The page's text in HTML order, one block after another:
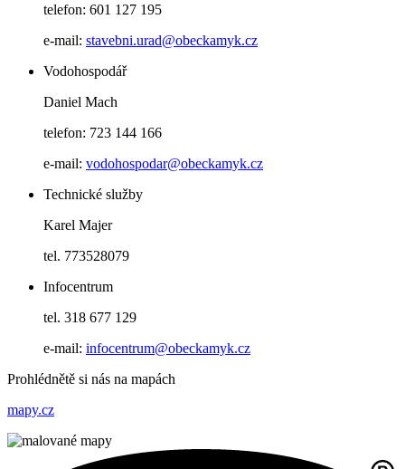
telefon: 601 127 195
e-mail: stavebni.urad@obeckamyk.cz
Vodohospodář
Daniel Mach
telefon: 723 144 166
e-mail: vodohospodar@obeckamyk.cz
Technické služby
Karel Majer
tel. 773528079
Infocentrum
tel. 318 677 129
e-mail: infocentrum@obeckamyk.cz
Prohlédnětě si nás na mapách
mapy.cz